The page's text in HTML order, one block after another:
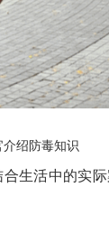
绍防毒知识
生活中的实